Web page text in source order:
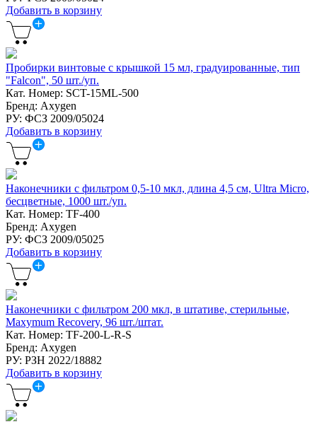
Добавить в корзину
Пробирки винтовые с крышкой 15 мл, градуированные, тип
"Falcon", 50 шт./уп.
Кат. Номер: SCT-15ML-500
Бренд: Axygen
РУ: ФСЗ 2009/05024
Добавить в корзину
Наконечники с фильтром 0,5-10 мкл, длина 4,5 см, Ultra Micro,
бесцветные, 1000 шт./уп.
Кат. Номер: TF-400
Бренд: Axygen
РУ: ФСЗ 2009/05025
Добавить в корзину
Наконечники с фильтром 200 мкл, в штативе, стерильные,
Maxymum Recovery, 96 шт./штат.
Кат. Номер: TF-200-L-R-S
Бренд: Axygen
РУ: РЗН 2022/18882
Добавить в корзину